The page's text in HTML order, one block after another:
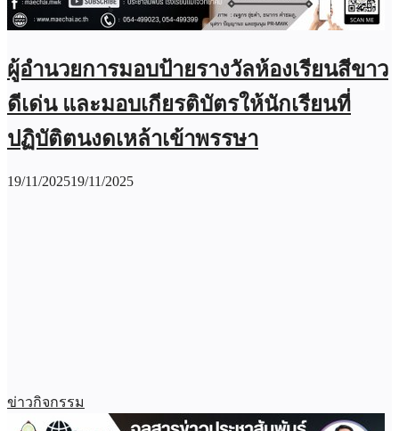
ผู้อำนวยการมอบป้ายรางวัลห้องเรียนสีขาว
ดีเด่น และมอบเกียรติบัตรให้นักเรียนที่
ปฏิบัติตนงดเหล้าเข้าพรรษา
19/11/202519/11/2025
ข่าวกิจกรรม